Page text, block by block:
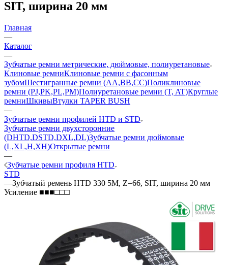
SIT, ширина 20 мм
Главная
—
Каталог
—
Зубчатые ремни метрические, дюймовые, полиуретановые
Клиновые ремниКлиновые ремни с фасонным
зубомШестигранные ремни (AA,BB,CC)Поликлиновые
ремни (PJ,PK,PL,PM)Полиуретановые ремни (T, AT)Круглые
ремниШкивыВтулки TAPER BUSH
—
Зубчатые ремни профилей HTD и STD
Зубчатые ремни двухсторонние
(DHTD,DSTD,DXL,DL)Зубчатые ремни дюймовые
(L,XL,H,XH)Открытые ремни
—
Зубчатые ремни профиля HTD
STD
—Зубчатый ремень HTD 330 5M, Z=66, SIT, ширина 20 мм
Усиление ■■■□□□